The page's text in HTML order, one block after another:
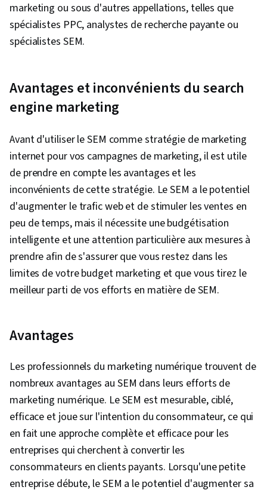
marketing ou sous d'autres appellations, telles que
spécialistes PPC, analystes de recherche payante ou
spécialistes SEM.
Avantages et inconvénients du search
engine marketing
Avant d'utiliser le SEM comme stratégie de marketing
internet pour vos campagnes de marketing, il est utile
de prendre en compte les avantages et les
inconvénients de cette stratégie. Le SEM a le potentiel
d'augmenter le trafic web et de stimuler les ventes en
peu de temps, mais il nécessite une budgétisation
intelligente et une attention particulière aux mesures à
prendre afin de s'assurer que vous restez dans les
limites de votre budget marketing et que vous tirez le
meilleur parti de vos efforts en matière de SEM.
Avantages
Les professionnels du marketing numérique trouvent de
nombreux avantages au SEM dans leurs efforts de
marketing numérique. Le SEM est mesurable, ciblé,
efficace et joue sur l'intention du consommateur, ce qui
en fait une approche complète et efficace pour les
entreprises qui cherchent à convertir les
consommateurs en clients payants. Lorsqu'une petite
entreprise débute, le SEM a le potentiel d'augmenter sa